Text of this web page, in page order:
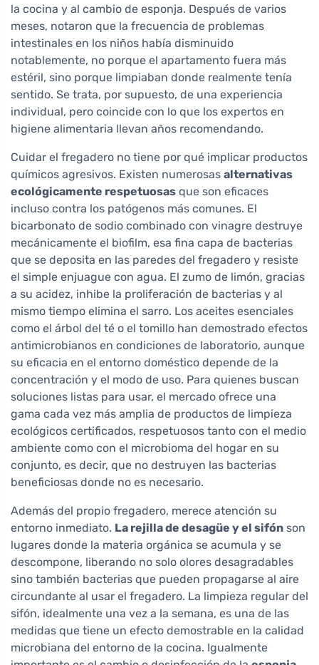
la cocina y al cambio de esponja. Después de varios
meses, notaron que la frecuencia de problemas
intestinales en los niños había disminuido
notablemente, no porque el apartamento fuera más
estéril, sino porque limpiaban donde realmente tenía
sentido. Se trata, por supuesto, de una experiencia
individual, pero coincide con lo que los expertos en
higiene alimentaria llevan años recomendando.
Cuidar el fregadero no tiene por qué implicar productos
químicos agresivos. Existen numerosas alternativas
ecológicamente respetuosas que son eficaces
incluso contra los patógenos más comunes. El
bicarbonato de sodio combinado con vinagre destruye
mecánicamente el biofilm, esa fina capa de bacterias
que se deposita en las paredes del fregadero y resiste
el simple enjuague con agua. El zumo de limón, gracias
a su acidez, inhibe la proliferación de bacterias y al
mismo tiempo elimina el sarro. Los aceites esenciales
como el árbol del té o el tomillo han demostrado efectos
antimicrobianos en condiciones de laboratorio, aunque
su eficacia en el entorno doméstico depende de la
concentración y el modo de uso. Para quienes buscan
soluciones listas para usar, el mercado ofrece una
gama cada vez más amplia de productos de limpieza
ecológicos certificados, respetuosos tanto con el medio
ambiente como con el microbioma del hogar en su
conjunto, es decir, que no destruyen las bacterias
beneficiosas donde no es necesario.
Además del propio fregadero, merece atención su
entorno inmediato. La rejilla de desagüe y el sifón son
lugares donde la materia orgánica se acumula y se
descompone, liberando no solo olores desagradables
sino también bacterias que pueden propagarse al aire
circundante al usar el fregadero. La limpieza regular del
sifón, idealmente una vez a la semana, es una de las
medidas que tiene un efecto demostrable en la calidad
microbiana del entorno de la cocina. Igualmente